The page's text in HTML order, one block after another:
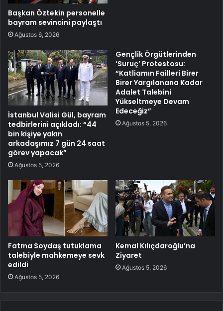
Başkan Öztekin personelle
bayram sevincini paylaştı
Ağustos 6, 2026
İstanbul Valisi Gül, bayram
tedbirlerini açıkladı: “44
bin kişiye yakın
arkadaşımız 7 gün 24 saat
görev yapacak”
Ağustos 5, 2026
Gençlik Örgütlerinden
‘Suruç’ Protestosu:
“Katliamın Failleri Birer
Birer Yargılanana Kadar
Adalet Talebini
Yükseltmeye Devam
Edeceğiz”
Ağustos 5, 2026
Fatma Soydaş tutuklama
talebiyle mahkemeye sevk
edildi
Ağustos 5, 2026
Kemal Kılıçdaroğlu’na
Ziyaret
Ağustos 5, 2026